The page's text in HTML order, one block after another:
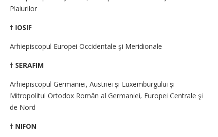
Plaiurilor
† IOSIF
Arhiepiscopul Europei Occidentale şi Meridionale
† SERAFIM
Arhiepiscopul Germaniei, Austriei şi Luxemburgului şi
Mitropolitul Ortodox Român al Germaniei, Europei Centrale şi
de Nord
† NIFON